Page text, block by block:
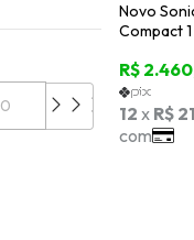
Novo
Compact
Estética e